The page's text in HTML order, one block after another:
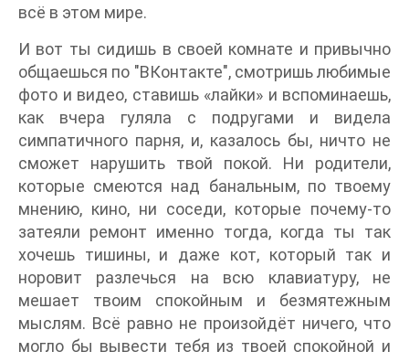
всё в этом мире.
И вот ты сидишь в своей комнате и привычно
общаешься по "ВКонтакте", смотришь любимые
фото и видео, ставишь «лайки» и вспоминаешь,
как вчера гуляла с подругами и видела
симпатичного парня, и, казалось бы, ничто не
сможет нарушить твой покой. Ни родители,
которые смеются над банальным, по твоему
мнению, кино, ни соседи, которые почему-то
затеяли ремонт именно тогда, когда ты так
хочешь тишины, и даже кот, который так и
норовит разлечься на всю клавиатуру, не
мешает твоим спокойным и безмятежным
мыслям. Всё равно не произойдёт ничего, что
могло бы вывести тебя из твоей спокойной и